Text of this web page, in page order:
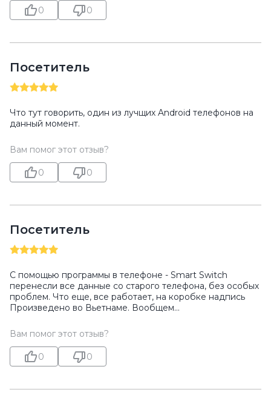
0 0
Посетитель
Что тут говорить, один из лучщих Android телефонов на
данный момент.
Вам помог этот отзыв?
0 0
Посетитель
С помощью программы в телефоне - Smart Switch
перенесли все данные со старого телефона, без особых
проблем. Что еще, все работает, на коробке надпись
Произведено во Вьетнаме. Вообщем...
Вам помог этот отзыв?
0 0